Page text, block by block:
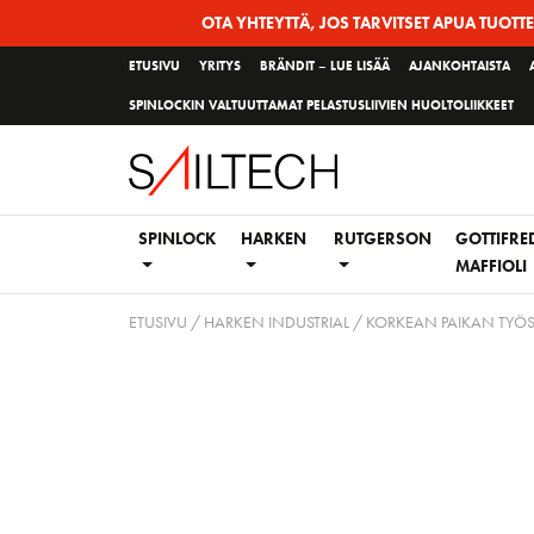
OTA YHTEYTTÄ, JOS TARVITSET APUA
ETUSIVU YRITYS BRÄNDIT – LUE LISÄÄ AJANKOHTAISTA
SPINLOCKIN VALTUUTTAMAT PELASTUSLIIVIEN HUOLTOLIIKKEET
SPINLOCK HARKEN RUTGERSON
MAFFIOLI
ETUSIVU / HARKEN INDUSTRIAL/ KORKEAN PAIKAN